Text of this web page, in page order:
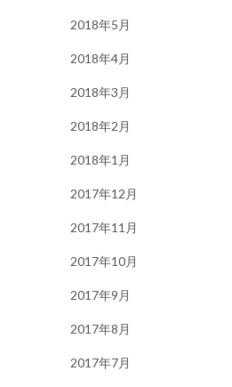
2018年5月
2018年4月
2018年3月
2018年2月
2018年1月
2017年12月
2017年11月
2017年10月
2017年9月
2017年8月
2017年7月